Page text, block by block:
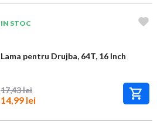
IN STOC
Lama pentru Drujba, 64T, 16 Inch
17,43 lei
14,99 lei